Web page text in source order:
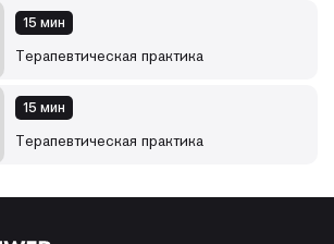
15 мин
Терапевтическая практика
15 мин
Терапевтическая практика